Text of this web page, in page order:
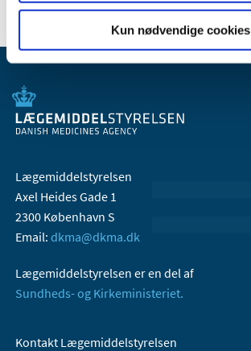
Kun nødvendige cookies
Lægemiddelstyrelsen
Axel Heides Gade 1
2300 København S
Email: dkma@dkma.dk
Lægemiddelstyrelsen er en del af
Sundheds- og Kirkeministeriet.
Kontakt Lægemiddelstyrelsen